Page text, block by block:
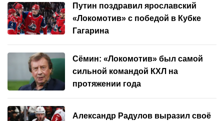
Путин поздравил ярославский
«Локомотив» с победой в Кубке
Гагарина
Сёмин: «Локомотив» был самой
сильной командой КХЛ на
протяжении года
Александр Радулов выразил своё